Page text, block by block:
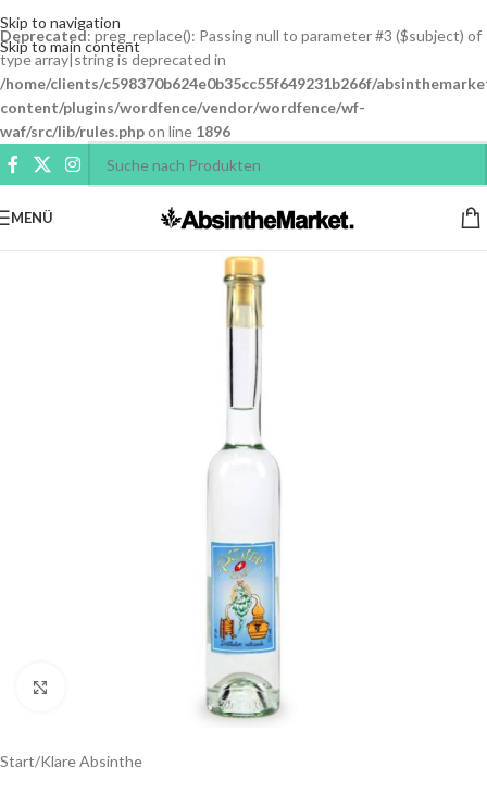
Deprecated: preg_replace(): Passing null to parameter #3 ($subject) of
type array|string is deprecated in
/home/clients/c598370b624e0b35cc55f649231b266f/
content/plugins/wordfence/vendor/wordfence/wf-
waf/src/lib/rules.phpon line 1896
Skip to navigation
Skip to main content
MENÜ
Klicken um zu vergrößern
Start/Klare Absinthe